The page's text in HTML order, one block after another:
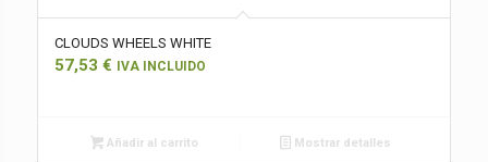
CLOUDS WHEELS WHITE
57,53 € IVA INCLUIDO
Añadir al carrito Mostrar detalles